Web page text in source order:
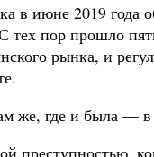
июне 2019 года
пор прошло
рынка, и
же, где и была